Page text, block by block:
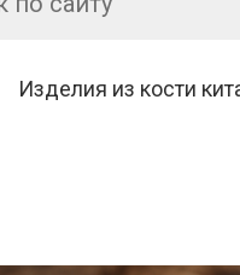
Изделия из кости